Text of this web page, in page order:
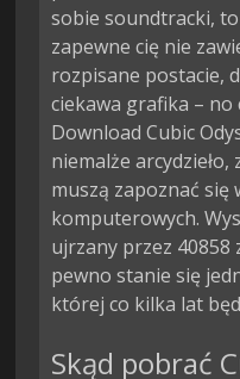
sobie soundtracki,
zapewne cię nie
rozpisane postacie,
ciekawa grafika – no
Download Cubic
niemalże
muszą zapoznać się
komputerowych.
ujrzany przez 40858
pewno stanie się
której co kilka lat
Skąd pobrać